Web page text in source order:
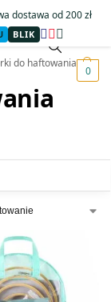
dostawa od 200 zł
BLIK
0
do haftowania